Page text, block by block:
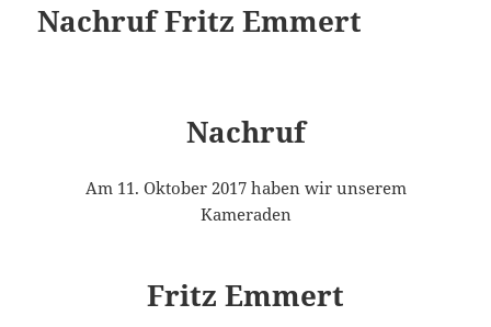
Nachruf Fritz Emmert
Nachruf
Am 11. Oktober 2017 haben wir unserem
Kameraden
Fritz Emmert